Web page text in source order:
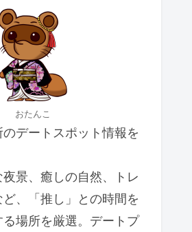
おたんこ
デートスポット情報を
景、癒しの自然、トレ
、「推し」との時間を
る場所を厳選。デートプ